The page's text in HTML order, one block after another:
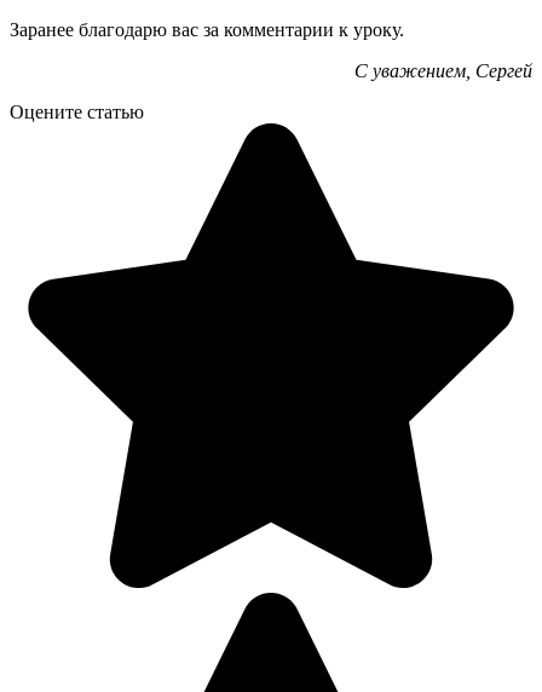
Заранее благодарю вас за комментарии к уроку.
С уважением, Сергей
Оцените статью